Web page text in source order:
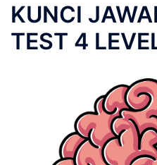
KUNCI
TEST 4